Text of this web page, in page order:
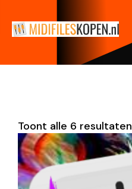
Toont alle 6 resultaten